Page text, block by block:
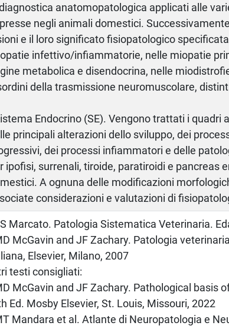
anatomopatologica applicati alle
negli animali domestici.
e il loro significato fisiopatologico
infettivo/infiammatorie, nelle miopatie
metabolica e disendocrina, nelle
della trasmissione neuromuscolare,
Endocrino (SE). Vengono trattati i quadri
principali alterazioni dello sviluppo, dei
dei processi infiammatori e delle
ipofisi, surrenali, tiroide, paratiroidi e pancreas
A ognuna delle modificazioni
considerazioni e valutazioni di
Marcato. Patologia Sistematica Veterinaria.
McGavin and JF Zachary. Patologia
Elsevier, Milano, 2007
testi consigliati:
McGavin and JF Zachary. Pathological basis
Ed. Mosby Elsevier, St. Louis, Missouri, 2022
Mandara et al. Atlante di Neuropatologia e